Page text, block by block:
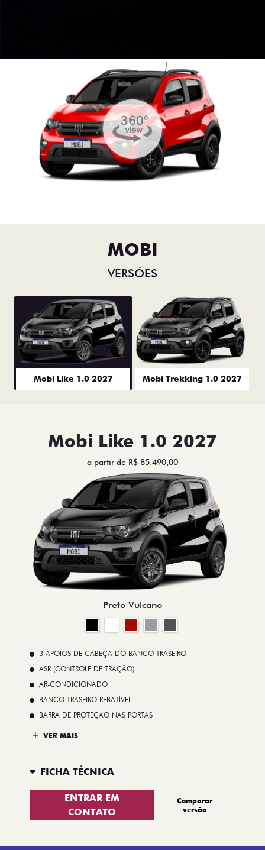
MOBI
VERSÕES
Mobi Like 1.0 2027 Mobi Trekking 1.0 2027
Mobi Like 1.0 2027
a partir de R$ 85.490,00
Preto Vulcano
3 APOIOS DE CABEÇA DO BANCO TRASEIRO
ASR (CONTROLE DE TRAÇÃO)
AR-CONDICIONADO
BANCO TRASEIRO REBATÍVEL
BARRA DE PROTEÇÃO NAS PORTAS
VER MAIS
FICHA TÉCNICA
ENTRAR EM
CONTATO
Comparar
versão